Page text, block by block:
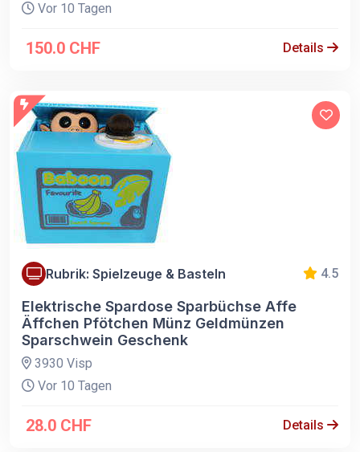
Vor 10 Tagen
150.0 CHF Details
Rubrik: Spielzeuge & Basteln 4.5
Elektrische Spardose Sparbüchse Affe
Äffchen Pfötchen Münz Geldmünzen
Sparschwein Geschenk
3930 Visp
Vor 10 Tagen
28.0 CHF Details